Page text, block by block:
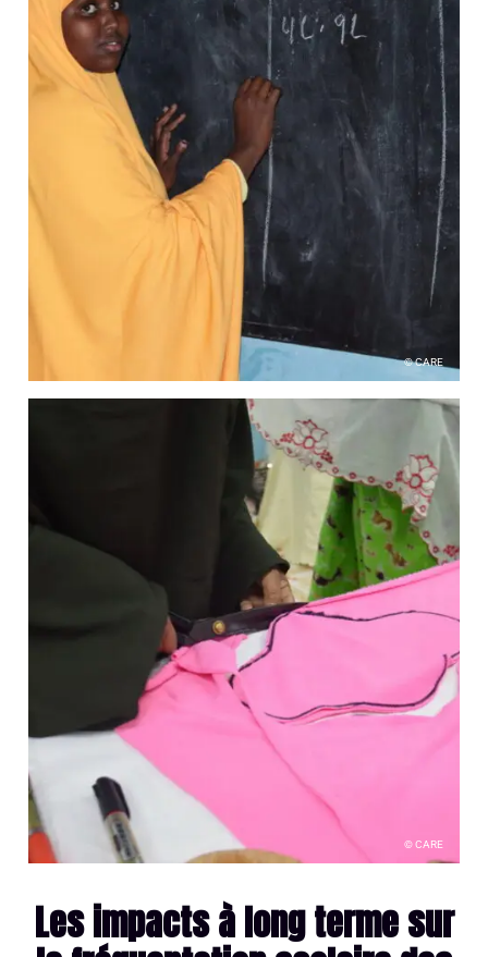
© CARE
© CARE
Les impacts à long terme sur